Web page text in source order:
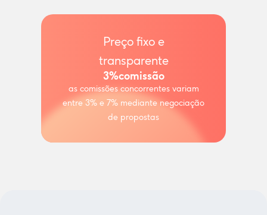
Preço fixo e
transparente
3%comissão
as comissões concorrentes variam
entre 3% e 7% mediante negociação
de propostas